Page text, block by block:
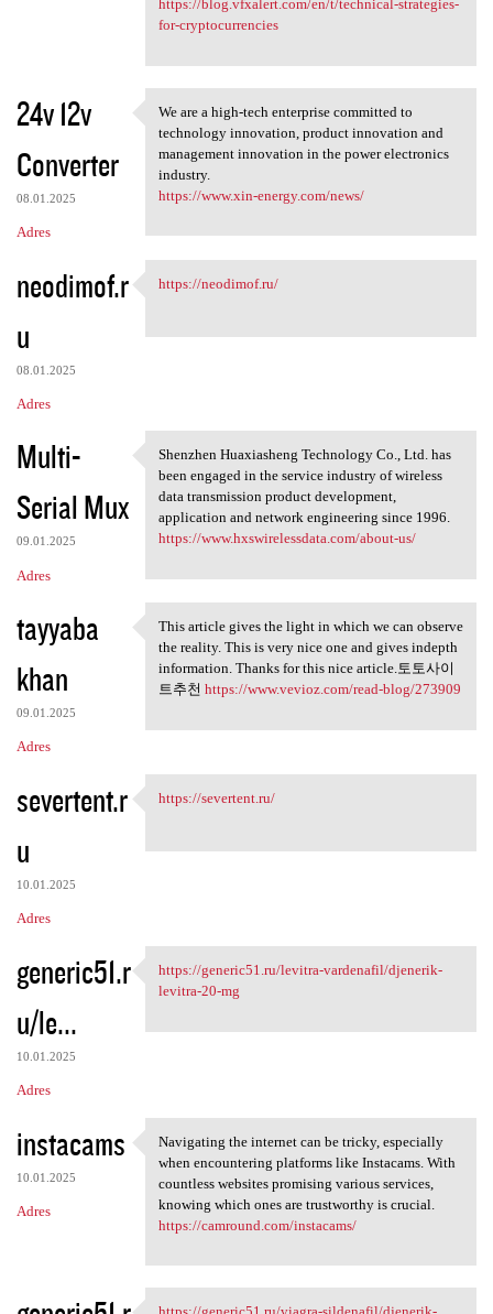
https://blog.vfxalert.com/en/t/technical-strategies-
for-cryptocurrencies
24v 12v
Converter
08.01.2025
Adres
We are a high-tech enterprise
We are a high-tech enterprise committed to
technology innovation, product innovation and
management innovation in the power electronics
industry.
https://www.xin-energy.com/news/
neodimof.r
u
08.01.2025
Adres
https://neodimof.ru/
https://neodimof.ru/
Multi-
Serial Mux
09.01.2025
Adres
Shenzhen Huaxiasheng
Shenzhen Huaxiasheng Technology Co., Ltd. has
been engaged in the service industry of wireless
data transmission product development,
application and network engineering since 1996.
https://www.hxswirelessdata.com/about-us/
tayyaba
khan
09.01.2025
Adres
This article gives the light
This article gives the light in which we can observe
the reality. This is very nice one and gives indepth
information. Thanks for this nice article.토토사이
트추천 https://www.vevioz.com/read-blog/273909
severtent.r
u
10.01.2025
Adres
https://severtent.ru/
https://severtent.ru/
generic51.r
u/le...
10.01.2025
Adres
https://generic51.ru/levitra
https://generic51.ru/levitra-vardenafil/djenerik-
levitra-20-mg
instacams
10.01.2025
Adres
Navigating the internet can
Navigating the internet can be tricky, especially
when encountering platforms like Instacams. With
countless websites promising various services,
knowing which ones are trustworthy is crucial.
https://camround.com/instacams/